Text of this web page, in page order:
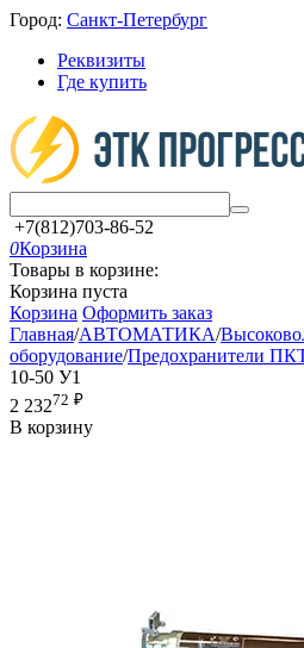
Город: Санкт-Петербург
Реквизиты
Где купить
+7(812)703-86-52
0Корзина
Товары в корзине:
Корзина пуста
Корзина Оформить заказ
Главная/АВТОМАТИКА/
оборудование/Предохранители
10-50 У1
2 23272 ₽
В корзину